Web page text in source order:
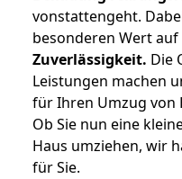
vonstattengeht.
besonderen Wert auf
Zuverlässigkeit. Die
Leistungen machen
für Ihren Umzug von
Ob Sie nun eine
Haus umziehen, wir
für Sie.